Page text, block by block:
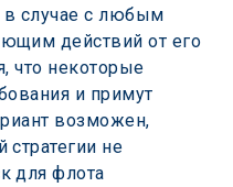
в случае с любым
действий от его
что некоторые
и примут
возможен,
стратегии не
для флота